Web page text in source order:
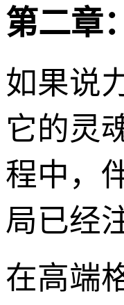
第二章
如果说
它的灵
程中，
局已经
在高端